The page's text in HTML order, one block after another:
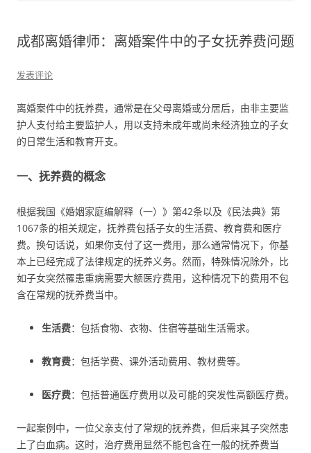
成都离婚律师：离婚案件中的子女抚养费问题
发表评论
离婚案件中的抚养费，通常是在父母离婚或分居后，由非主要监
护人支付给主要监护人，用以支持未成年或尚未经济独立的子女
的日常生活和教育开支。
一、抚养费的概念
根据我国《婚姻家庭编解释（一）》第42条以及《民法典》第
1067条的相关规定，抚养费包括子女的生活费、教育费和医疗
费。换句话说，如果你支付了这一费用，那么通常情况下，你基
本上已经完成了法律规定的抚养义务。然而，特殊情况除外，比
如子女突然罹患重病需要大额医疗费用，这种情况下的费用不包
含在常规的抚养费当中。
生活费：包括食物、衣物、住宿等基础生活需求。
教育费：包括学费、课外活动费用、教材费等。
医疗费：包括普通医疗费用以及可能的突发性高额医疗费。
一起案例中，一位父亲支付了常规的抚养费，但后来其子突然患
上了白血病。这时，治疗费用显然不能包含在一般的抚养费当